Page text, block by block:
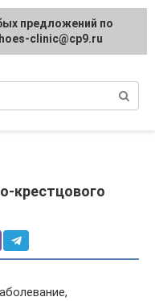
и
крестцового
предложений по
clinic@cp9.ru